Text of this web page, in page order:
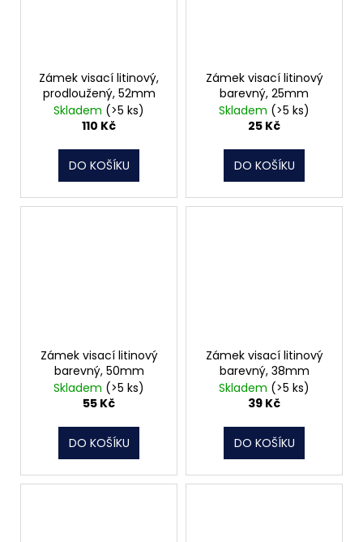
Zámek visací litinový,
prodloužený, 52mm
Skladem (>5 ks)
110 Kč
DO KOŠÍKU
Zámek visací litinový
barevný, 25mm
Skladem (>5 ks)
25 Kč
DO KOŠÍKU
Zámek visací litinový
barevný, 50mm
Skladem (>5 ks)
55 Kč
DO KOŠÍKU
Zámek visací litinový
barevný, 38mm
Skladem (>5 ks)
39 Kč
DO KOŠÍKU